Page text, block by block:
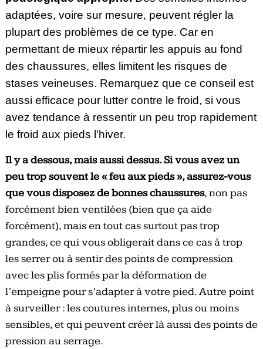
adaptées, voire sur mesure, peuvent régler la
plupart des problèmes de ce type. Car en
permettant de mieux répartir les appuis au fond
des chaussures, elles limitent les risques de
stases veineuses. Remarquez que ce conseil est
aussi efficace pour lutter contre le froid, si vous
avez tendance à ressentir un peu trop rapidement
le froid aux pieds l’hiver.
Il y a dessous, mais aussi dessus. Si vous avez un
peu trop souvent le « feu aux pieds », assurez-vous
que vous disposez de bonnes chaussures, non pas
forcément bien ventilées (bien que ça aide
forcément), mais en tout cas surtout pas trop
grandes, ce qui vous obligerait dans ce cas à trop
les serrer ou à sentir des points de compression
avec les plis formés par la déformation de
l’empeigne pour s’adapter à votre pied. Autre point
à surveiller : les coutures internes, plus ou moins
sensibles, et qui peuvent créer là aussi des points de
pression au serrage.